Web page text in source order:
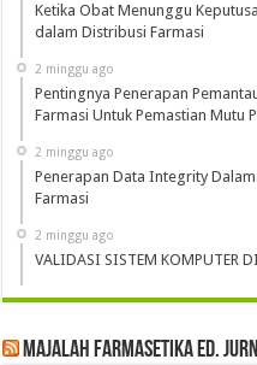
Ketika Obat Menunggu
dalam Distribusi Farmasi
2 minggu ago
Pentingnya Penerapan
Farmasi Untuk Pemastian Mutu
2 minggu ago
Penerapan Data Integrity
Farmasi
2 minggu ago
VALIDASI SISTEM KOMPUTER
Majalah Farmasetika Ed.